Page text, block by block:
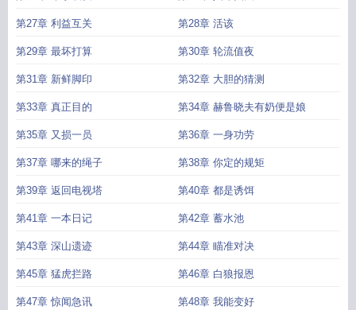
第27章 利益互关 第28章 活该
第29章 最坏打算 第30章 轮流值夜
第31章 新鲜脚印 第32章 大胆的猜测
第33章 真正目的 第34章 赫鲁晓夫有奶便是娘
第35章 又损一员 第36章 一身功劳
第37章 哪来的绳子 第38章 你定的规矩
第39章 返回电视塔 第40章 都是诱饵
第41章 一本日记 第42章 蓄水池
第43章 深山遗迹 第44章 瞄准对决
第45章 猛虎拦路 第46章 白狼报恩
第47章 惊闻急讯 第48章 我能变好